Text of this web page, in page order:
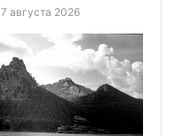
7 августа 2026